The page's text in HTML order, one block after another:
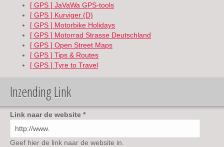
[ GPS ] JaVaWa GPS-tools
[ GPS ] Kurviger (D)
[ GPS ] Motorbike Holidays
[ GPS ] Motorrad Strasse Deutschland
[ GPS ] Open Street Maps
[ GPS ] Tips & Routes
[ GPS ] Tyre to Travel
Inzending Link
Link naar de website *
Geef hier de link naar de website in.